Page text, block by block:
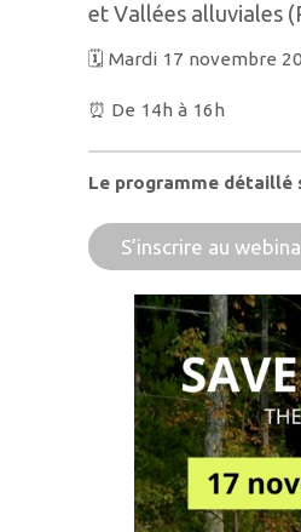
et Vallées alluviales
🗓️ Mardi 17 novembre
⏰ De 14h à 16h
Le programme détaillé
S’inscrire au